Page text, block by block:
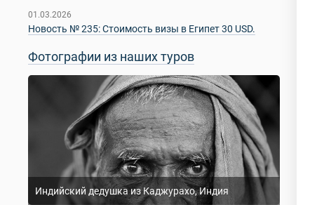
01.03.2026
Новость № 235: Стоимость визы в Египет 30 USD.
Фотографии из наших туров
Индийский дедушка из Каджурахо, Индия